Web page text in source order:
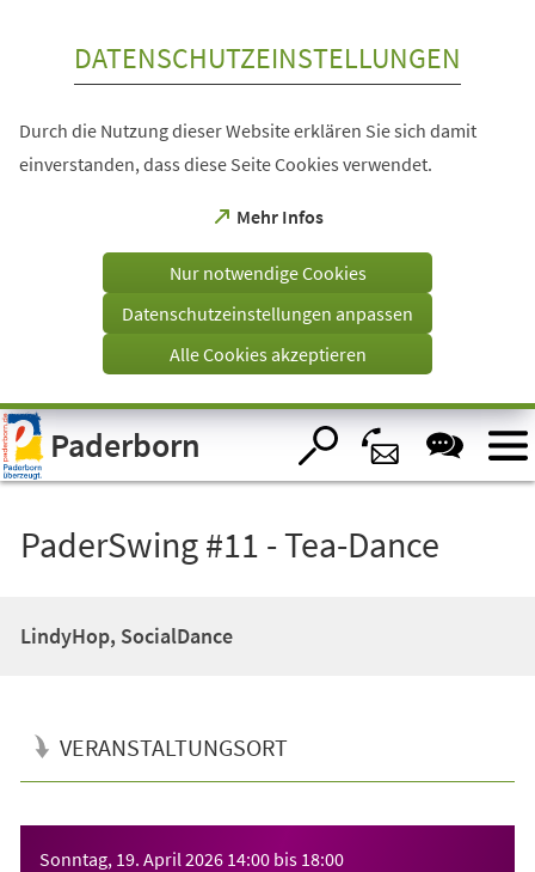
Visuelle
Assistenzsoftware
öffnen.
DATENSCHUTZEINSTELLUNGEN
Durch die Nutzung dieser Website erklären Sie sich damit
einverstanden, dass diese Seite Cookies verwendet.
Mehr Infos
(Öffnet
einem
Tab)
Nur notwendige Cookies
Datenschutzeinstellungen anpassen
Alle Cookies akzeptieren
Paderborn
PaderSwing #11 - Tea-Dance
LindyHop, SocialDance
VERANSTALTUNGSORT
Sonntag, 19. April 2026 14:00 bis 18:00